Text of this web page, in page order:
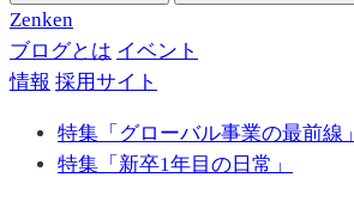
Zenken
ブログとは イベント
情報 採用サイト
特集「グローバル事業の最前線」
特集「新卒1年目の日常」